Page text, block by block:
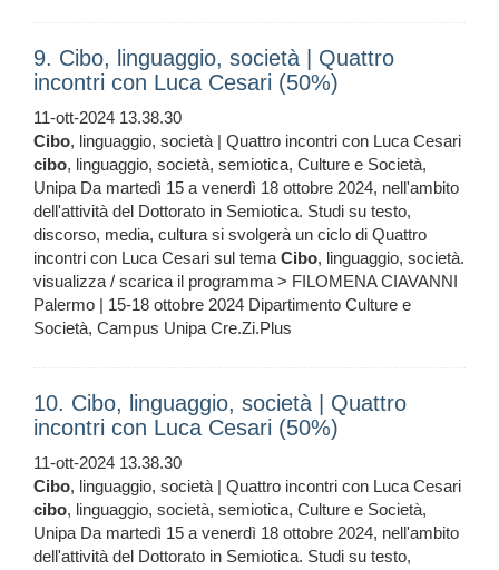
9. Cibo, linguaggio, società | Quattro
incontri con Luca Cesari (50%)
11-ott-2024 13.38.30
Cibo, linguaggio, società | Quattro incontri con Luca Cesari
cibo, linguaggio, società, semiotica, Culture e Società,
Unipa Da martedì 15 a venerdì 18 ottobre 2024, nell'ambito
dell'attività del Dottorato in Semiotica. Studi su testo,
discorso, media, cultura si svolgerà un ciclo di Quattro
incontri con Luca Cesari sul temaCibo, linguaggio, società.
visualizza / scarica il programma > FILOMENA CIAVANNI
Palermo | 15-18 ottobre 2024 Dipartimento Culture e
Società, Campus Unipa Cre.Zi.Plus
10. Cibo, linguaggio, società | Quattro
incontri con Luca Cesari (50%)
11-ott-2024 13.38.30
Cibo, linguaggio, società | Quattro incontri con Luca Cesari
cibo, linguaggio, società, semiotica, Culture e Società,
Unipa Da martedì 15 a venerdì 18 ottobre 2024, nell'ambito
dell'attività del Dottorato in Semiotica. Studi su testo,